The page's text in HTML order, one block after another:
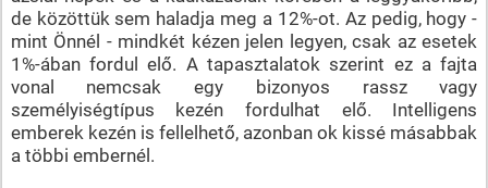
de közöttük sem haladja meg a 12%-ot. Az pedig, hogy -
mint Önnél - mindkét kézen jelen legyen, csak az esetek
1%-ában fordul elő. A tapasztalatok szerint ez a fajta
vonal nemcsak egy bizonyos rassz vagy
személyiségtípus kezén fordulhat elő. Intelligens
emberek kezén is fellelhető, azonban ok kissé másabbak
a többi embernél.